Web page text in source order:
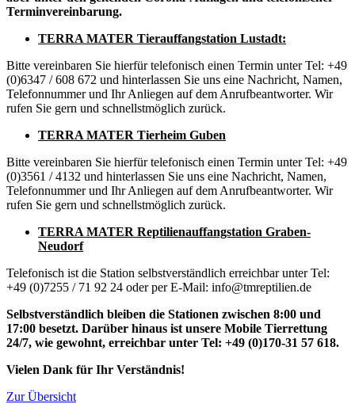
Terminvereinbarung.
TERRA MATER Tierauffangstation Lustadt:
Bitte vereinbaren Sie hierfür telefonisch einen Termin unter Tel: +49
(0)6347 / 608 672 und hinterlassen Sie uns eine Nachricht, Namen,
Telefonnummer und Ihr Anliegen auf dem Anrufbeantworter. Wir
rufen Sie gern und schnellstmöglich zurück.
TERRA MATER Tierheim Guben
Bitte vereinbaren Sie hierfür telefonisch einen Termin unter Tel: +49
(0)3561 / 4132 und hinterlassen Sie uns eine Nachricht, Namen,
Telefonnummer und Ihr Anliegen auf dem Anrufbeantworter. Wir
rufen Sie gern und schnellstmöglich zurück.
TERRA MATER Reptilienauffangstation Graben-
Neudorf
Telefonisch ist die Station selbstverständlich erreichbar unter Tel:
+49 (0)7255 / 71 92 24 oder per E-Mail: info@tmreptilien.de
Selbstverständlich bleiben die Stationen zwischen 8:00 und
17:00 besetzt. Darüber hinaus ist unsere Mobile Tierrettung
24/7, wie gewohnt, erreichbar unter Tel: +49 (0)170-31 57 618.
Vielen Dank für Ihr Verständnis!
Zur Übersicht